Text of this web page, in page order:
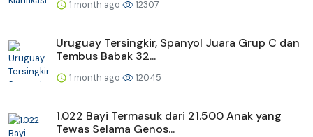
1 month ago 12307
Uruguay Tersingkir, Spanyol Juara Grup C dan
Tembus Babak 32...
1 month ago 12045
1.022 Bayi Termasuk dari 21.500 Anak yang
Tewas Selama Genos...